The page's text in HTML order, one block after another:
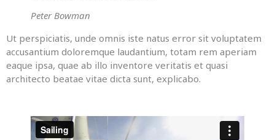
Peter Bowman
Ut perspiciatis, unde omnis iste natus error sit voluptatem
accusantium doloremque laudantium, totam rem aperiam
eaque ipsa, quae ab illo inventore veritatis et quasi
architecto beatae vitae dicta sunt, explicabo.